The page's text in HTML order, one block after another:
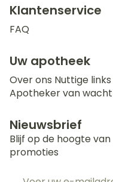
Klantenservice
FAQ
Uw apotheek
Over ons Nuttige links
Apotheker van wacht
Nieuwsbrief
Blijf op de hoogte
promoties